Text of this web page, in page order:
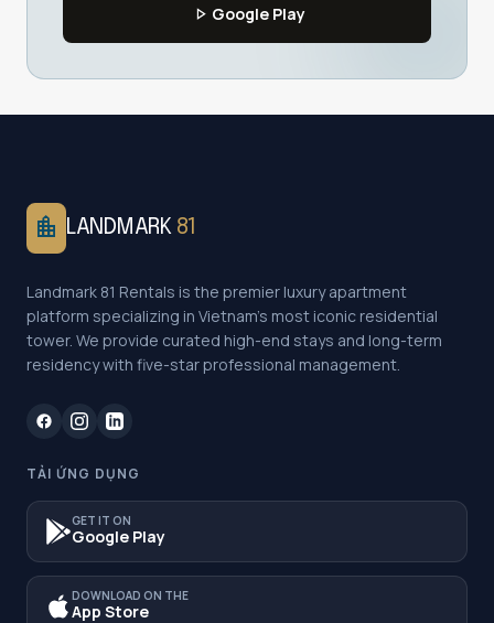
play_arrow Google Play
location_city LANDMARK 81
Landmark 81 Rentals is the premier luxury apartment
platform specializing in Vietnam's most iconic residential
tower. We provide curated high-end stays and long-term
residency with five-star professional management.
TẢI ỨNG DỤNG
GET IT ON
Google Play
DOWNLOAD ON THE
App Store